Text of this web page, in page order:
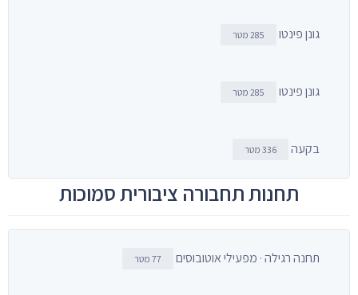
גונן פינטו 285 מטר
גונן פינטו 285 מטר
בקעה 336 מטר
תחנות תחבורה ציבורית סמוכות
תחנה רגילה · מפעילי אוטובוסים 77 מטר